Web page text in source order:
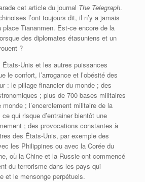
cet article du journal The Telegraph.
l’ont toujours dit, il n’y a jamais
Tiananmen. Est-ce encore de la
des diplomates étasuniens et un
?
États-Unis et les autres puissances
le confort, l’arrogance et l’obésité des
: le pillage financier du monde ; des
; plus de 700 bases militaires
; l’encerclement militaire de la
qui risque d’entrainer bientôt une
; des provocations constantes à
des États-Unis, par exemple des
les Philippines ou avec la Corée du
où la Chine et la Russie ont commencé
du terrorisme dans les pays qui
et le mensonge perpétuels.